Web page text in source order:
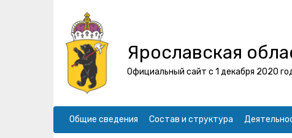
Ярославская
Официальный сайт с 1 декабря 2020
Общие сведения Состав и структура